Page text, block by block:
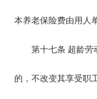
本养老保险费由用人
第十七条 超龄劳
的，不改变其享受职